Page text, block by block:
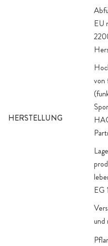
HERSTELLUNG
EU
von
EG
und